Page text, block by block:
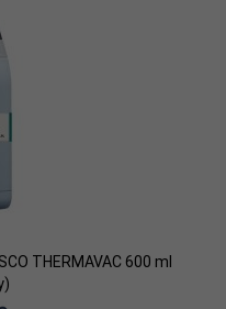
THERMAVAC 600 ml